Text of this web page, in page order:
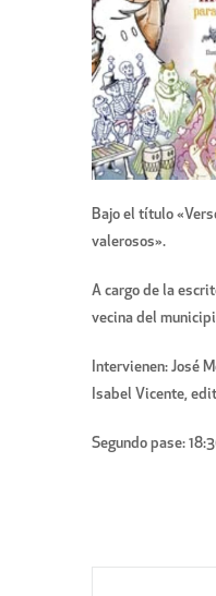
Bajo el título
valerosos».
A cargo de la
vecina del
Intervienen: José
Isabel Vicente,
Segundo pase: